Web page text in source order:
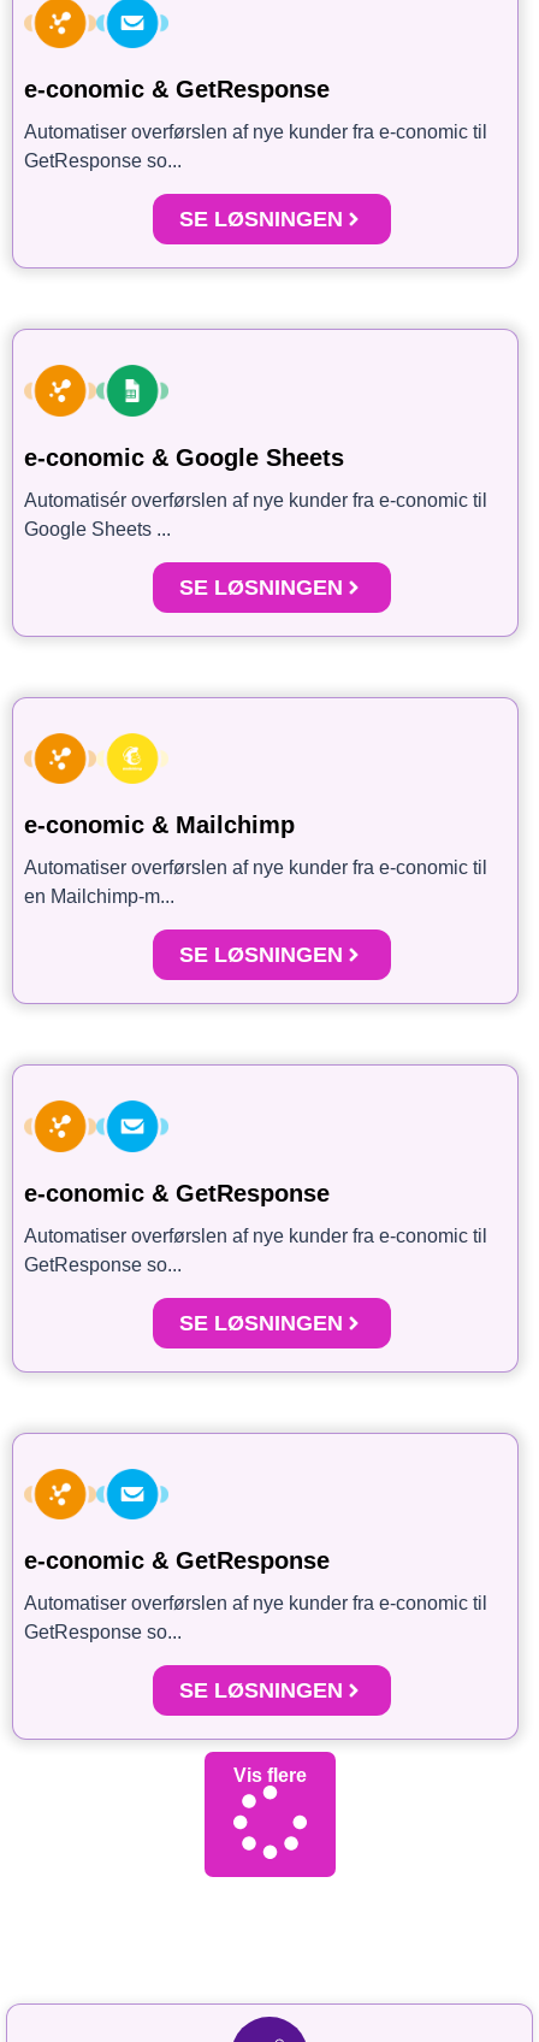
e-conomic & GetResponse
Automatiser overførslen af nye kunder fra e-conomic til
GetResponse so...
SE LØSNINGEN
e-conomic & Google Sheets
Automatisér overførslen af nye kunder fra e-conomic til
Google Sheets ...
SE LØSNINGEN
e-conomic & Mailchimp
Automatiser overførslen af nye kunder fra e-conomic til
en Mailchimp-m...
SE LØSNINGEN
e-conomic & GetResponse
Automatiser overførslen af nye kunder fra e-conomic til
GetResponse so...
SE LØSNINGEN
e-conomic & GetResponse
Automatiser overførslen af nye kunder fra e-conomic til
GetResponse so...
SE LØSNINGEN
Vis flere